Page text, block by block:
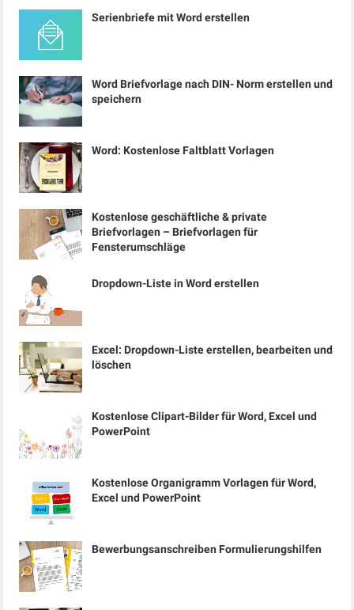
Serienbriefe mit Word erstellen
Word Briefvorlage nach DIN- Norm erstellen und
speichern
Word: Kostenlose Faltblatt Vorlagen
Kostenlose geschäftliche & private
Briefvorlagen – Briefvorlagen für
Fensterumschläge
Dropdown-Liste in Word erstellen
Excel: Dropdown-Liste erstellen, bearbeiten und
löschen
Kostenlose Clipart-Bilder für Word, Excel und
PowerPoint
Kostenlose Organigramm Vorlagen für Word,
Excel und PowerPoint
Bewerbungsanschreiben Formulierungshilfen